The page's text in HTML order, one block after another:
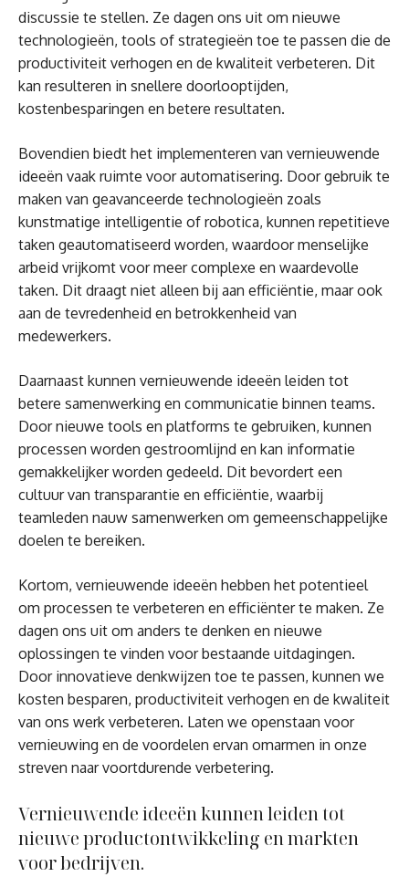
discussie te stellen. Ze dagen ons uit om nieuwe
technologieën, tools of strategieën toe te passen die de
productiviteit verhogen en de kwaliteit verbeteren. Dit
kan resulteren in snellere doorlooptijden,
kostenbesparingen en betere resultaten.
Bovendien biedt het implementeren van vernieuwende
ideeën vaak ruimte voor automatisering. Door gebruik te
maken van geavanceerde technologieën zoals
kunstmatige intelligentie of robotica, kunnen repetitieve
taken geautomatiseerd worden, waardoor menselijke
arbeid vrijkomt voor meer complexe en waardevolle
taken. Dit draagt niet alleen bij aan efficiëntie, maar ook
aan de tevredenheid en betrokkenheid van
medewerkers.
Daarnaast kunnen vernieuwende ideeën leiden tot
betere samenwerking en communicatie binnen teams.
Door nieuwe tools en platforms te gebruiken, kunnen
processen worden gestroomlijnd en kan informatie
gemakkelijker worden gedeeld. Dit bevordert een
cultuur van transparantie en efficiëntie, waarbij
teamleden nauw samenwerken om gemeenschappelijke
doelen te bereiken.
Kortom, vernieuwende ideeën hebben het potentieel
om processen te verbeteren en efficiënter te maken. Ze
dagen ons uit om anders te denken en nieuwe
oplossingen te vinden voor bestaande uitdagingen.
Door innovatieve denkwijzen toe te passen, kunnen we
kosten besparen, productiviteit verhogen en de kwaliteit
van ons werk verbeteren. Laten we openstaan voor
vernieuwing en de voordelen ervan omarmen in onze
streven naar voortdurende verbetering.
Vernieuwende ideeën kunnen leiden tot
nieuwe productontwikkeling en markten
voor bedrijven.